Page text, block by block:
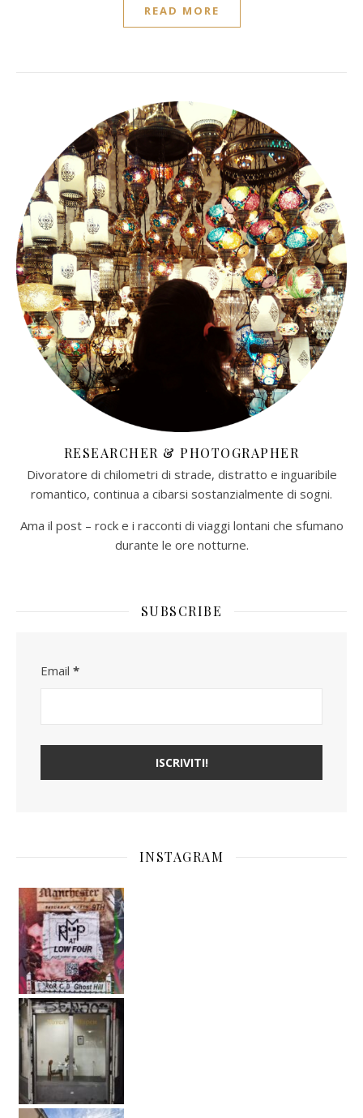
READ MORE
RESEARCHER & PHOTOGRAPHER
Divoratore di chilometri di strade, distratto e inguaribile
romantico, continua a cibarsi sostanzialmente di sogni.
Ama il post – rock e i racconti di viaggi lontani che sfumano
durante le ore notturne.​
SUBSCRIBE
Email *
INSTAGRAM